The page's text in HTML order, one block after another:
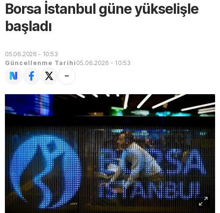
Borsa İstanbul güne yükselişle
başladı
05.06.2026 - 10:53
Güncellenme Tarihi 05.06.2026 - 10:53